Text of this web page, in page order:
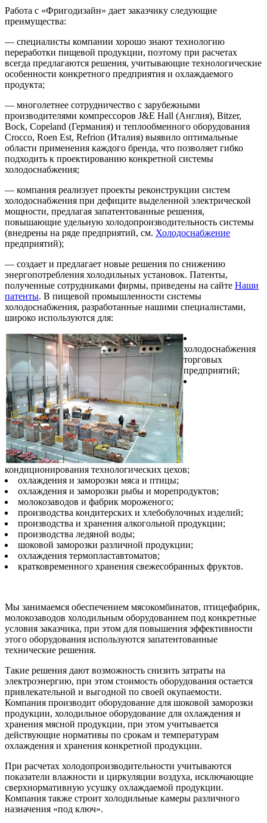
Работа с «Фригодизайн» дает заказчику следующие
преимущества:
— специалисты компании хорошо знают технологию
переработки пищевой продукции, поэтому при расчетах
всегда предлагаются решения, учитывающие технологические
особенности конкретного предприятия и охлаждаемого
продукта;
— многолетнее сотрудничество с зарубежными
производителями компрессоров J&E Hall (Англия), Bitzer,
Bock, Copeland (Германия) и теплообменного оборудования
Crocco, Roen Est, Refrion (Италия) выявило оптимальные
области применения каждого бренда, что позволяет гибко
подходить к проектированию конкретной системы
холодоснабжения;
— компания реализует проекты реконструкции систем
холодоснабжения при дефиците выделенной электрической
мощности, предлагая запатентованные решения,
повышающие удельную холодопроизводительность системы
(внедрены на ряде предприятий, см. Холодоснабжение
предприятий);
— создает и предлагает новые решения по снижению
энергопотребления холодильных установок. Патенты,
полученные сотрудниками фирмы, приведены на сайте Наши
патенты. В пищевой промышленности системы
холодоснабжения, разработанные нашими специалистами,
широко используются для:
холодоснабжения
торговых
предприятий;
кондиционирования технологических цехов;
охлаждения и заморозки мяса и птицы;
охлаждения и заморозки рыбы и морепродуктов;
молокозаводов и фабрик мороженого;
производства кондитерских и хлебобулочных изделий;
производства и хранения алкогольной продукции;
производства ледяной воды;
шоковой заморозки различной продукции;
охлаждения термопластавтоматов;
кратковременного хранения свежесобранных фруктов.
Мы занимаемся обеспечением мясокомбинатов, птицефабрик,
молокозаводов холодильным оборудованием под конкретные
условия заказчика, при этом для повышения эффективности
этого оборудования используются запатентованные
технические решения.
Такие решения дают возможность снизить затраты на
электроэнергию, при этом стоимость оборудования остается
привлекательной и выгодной по своей окупаемости.
Компания производит оборудование для шоковой заморозки
продукции, холодильное оборудование для охлаждения и
хранения мясной продукции, при этом учитывается
действующие нормативы по срокам и температурам
охлаждения и хранения конкретной продукции.
При расчетах холодопроизводительности учитываются
показатели влажности и циркуляции воздуха, исключающие
сверхнормативную усушку охлаждаемой продукции.
Компания также строит холодильные камеры различного
назначения «под ключ».